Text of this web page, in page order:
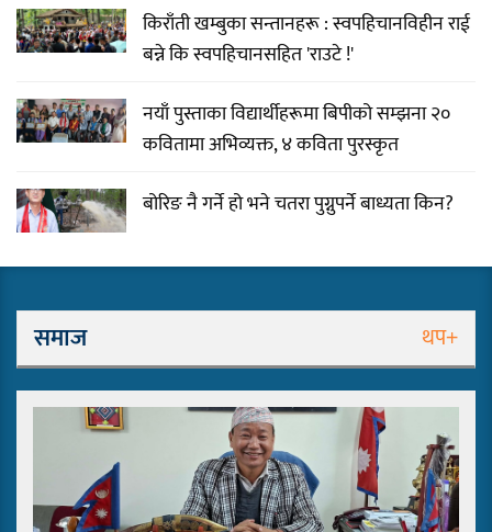
धरानमा सुनसरी उद्योग वाणिज्य
लोकनाथ लुइँटेल प्रतिष्ठानद्वारा पाँच
धरानमा खाना पकाउने ग्यासको अभाव,
आयल भन्छ : ग्यास पर्याप्त मात्रामा
आउँछ
किराँती खम्बुका सन्तानहरू : स्वपहिचानविहीन राई
बन्ने कि स्वपहिचानसहित 'राउटे !'
नयाँ पुस्ताका विद्यार्थीहरूमा बिपीको सम्झना २०
कवितामा अभिव्यक्त, ४ कविता पुरस्कृत
बोरिङ नै गर्ने हो भने चतरा पुग्नुपर्ने बाध्यता किन?
समाज थप+